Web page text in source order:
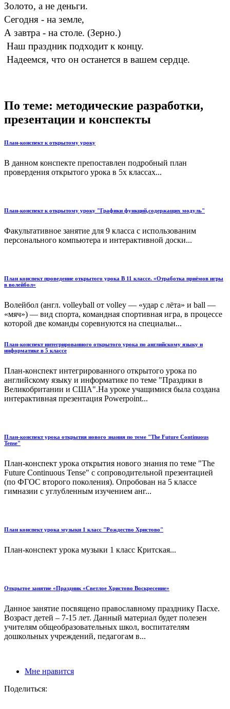
Золото, а не деньги.
Сегодня - на земле,
А завтра - на столе. (Зерно.)
Наш праздник подходит к концу.
Надеемся, что он останется в вашем сердце.
По теме: методические разработки,
презентации и конспекты
План-конспект к открытому уроку
В данном конспекте препоставлен подробный план
провердения открытого урока в 5х классах...
План-конспект к открытому уроку "Графики функций,содержащих модуль"
Факультативное занятие для 9 класса с использованим
персонального компьютера и интерактивной доски...
План конспект проведение открытого урока В 11 классе. «Отработка приёмов игры
в волейбол»
Волейбол (англ. volleyball от volley — «удар с лёта» и ball —
«мяч») — вид спорта, командная спортивная игра, в процессе
которой две команды соревнуются на специальн...
План-конспект интегрированного открытого урока по английскому языку и
информатике в 5 классе
План-конспект интегрированного открытого урока по
английскому языку и информатике по теме "Праздики в
Великобритании и США".На уроке учащимися была создана
интерактивная презентация Powerpoint...
План-конспект урока открытия нового знания по теме "The Future Continuous
Tense"
План-конспект урока открытия нового знания по теме "The
Future Continuous Tense" с сопроводительной презентацией
(по ФГОС второго поколения). Опробован на 5 классе
гимназии с углубленным изучением анг...
План конспект урока музыки 1 класс "Рождество Христово"
План-конспект урока музыки 1 класс Критская...
Открытое занятие «Праздник «Светлое Христово Воскресение»
Данное занятие посвящено православному празднику Пасхе.
Возраст детей – 7-15 лет. Данный материал будет полезен
учителям общеобразовательных школ, воспитателям
дошкольных учреждений, педагогам в...
Мне нравится
Поделиться: